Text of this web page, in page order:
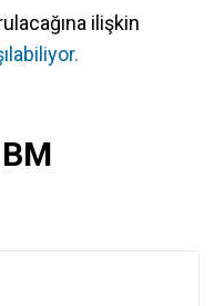
ilişkin